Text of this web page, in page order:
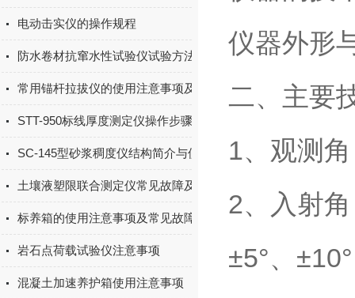
电动击实仪的操作规程
防水卷材抗窜水性试验仪试验方法
常用锚杆拉拔仪的使用注意事项及常见故障排除
STT-950标线厚度测定仪操作步骤
SC-145型砂浆稠度仪结构简介与使用规程
土壤液塑限联合测定仪常见故障及维修
标养箱的使用注意事项及常见故障排除
岩石点荷载试验仪注意事项
混凝土加速养护箱使用注意事项
仪器外形
二、主要
1、观测
2、入射
±5°、